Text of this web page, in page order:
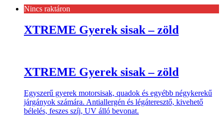
Nincs raktáron
XTREME Gyerek sisak – zöld
XTREME Gyerek sisak – zöld
Egyszerű gyerek motorsisak, quadok és egyébb négykerekű
járgányok számára. Antiallergén és légáteresztő, kivehető
bélelés, feszes szíj, UV álló bevonat.